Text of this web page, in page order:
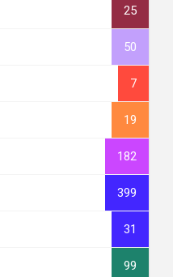
25
50
7
19
182
399
31
99